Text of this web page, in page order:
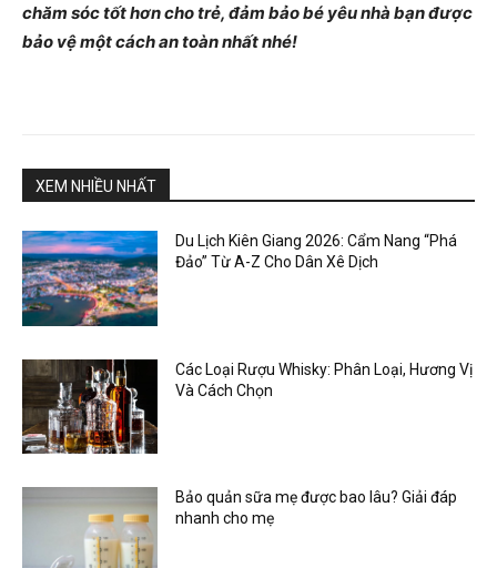
chăm sóc tốt hơn cho trẻ, đảm bảo bé yêu nhà bạn được
bảo vệ một cách an toàn nhất nhé!
XEM NHIỀU NHẤT
Du Lịch Kiên Giang 2026: Cẩm Nang “Phá
Đảo” Từ A-Z Cho Dân Xê Dịch
Các Loại Rượu Whisky: Phân Loại, Hương Vị
Và Cách Chọn
Bảo quản sữa mẹ được bao lâu? Giải đáp
nhanh cho mẹ